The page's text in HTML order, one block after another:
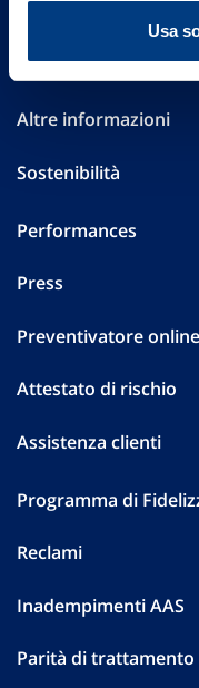
Usa
Investor Relations
Altre informazioni
Sostenibilità
Performances
Press
Preventivatore online
Attestato di rischio
Assistenza clienti
Programma di
Reclami
Inadempimenti AAS
Parità di trattamento